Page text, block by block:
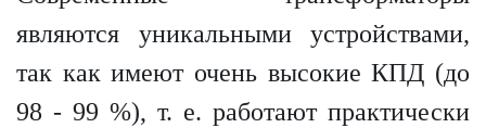
являются уникальными устройствами,
так как имеют очень высокие КПД (до
98 - 99 %), т. е. работают практически